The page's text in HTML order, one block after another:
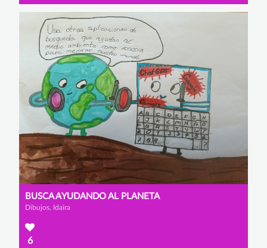
BUSCA AYUDANDO AL PLANETA
Dibujos, Idaira
6